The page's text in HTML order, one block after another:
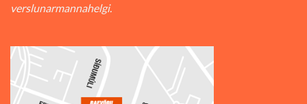
verslunarmannahelgi.